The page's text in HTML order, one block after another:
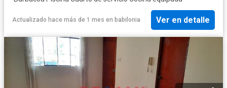
Actualizado hace más de 1 mes en babilonia Ver en detalle